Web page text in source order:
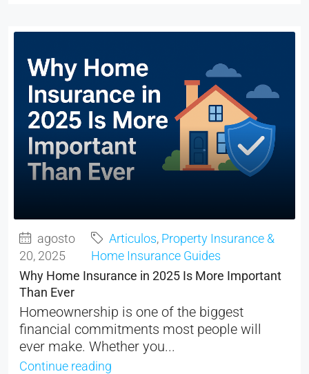
agosto
20, 2025
Articulos, Property Insurance &
Home Insurance Guides
Why Home Insurance in 2025 Is More Important
Than Ever
Homeownership is one of the biggest
financial commitments most people will
ever make. Whether you...
Continue reading